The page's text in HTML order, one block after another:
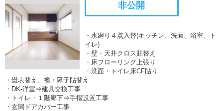
非公開
・水廻り４点入替(キッチン、洗面、浴室、ト
イレ)
・壁・天井クロス貼替え
・床フローリング上張り
・洗面・トイレ床CF貼り
・畳表替え、襖・障子貼替え
・DK-洋室⇒建具交換工事
・トイレ・１階廊下⇒手摺設置工事
・玄関ドアカバー工事